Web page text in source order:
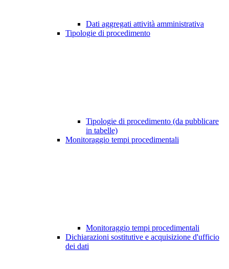
Dati aggregati attività amministrativa
Tipologie di procedimento
Tipologie di procedimento (da pubblicare
in tabelle)
Monitoraggio tempi procedimentali
Monitoraggio tempi procedimentali
Dichiarazioni sostitutive e acquisizione d'ufficio
dei dati